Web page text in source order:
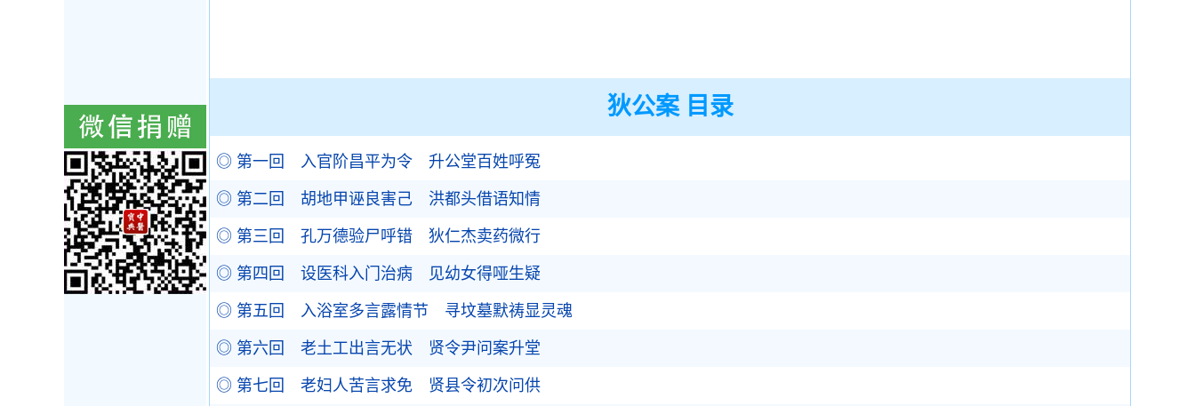
狄公案 目录
◎ 第一回 入官阶昌平为令 升公堂百姓呼冤
◎ 第二回 胡地甲诬良害己 洪都头借语知情
◎ 第三回 孔万德验尸呼错 狄仁杰卖药微行
◎ 第四回 设医科入门治病 见幼女得哑生疑
◎ 第五回 入浴室多言露情节 寻坟墓默祷显灵魂
◎ 第六回 老土工出言无状 贤令尹问案升堂
◎ 第七回 老妇人苦言求免 贤县令初次问供